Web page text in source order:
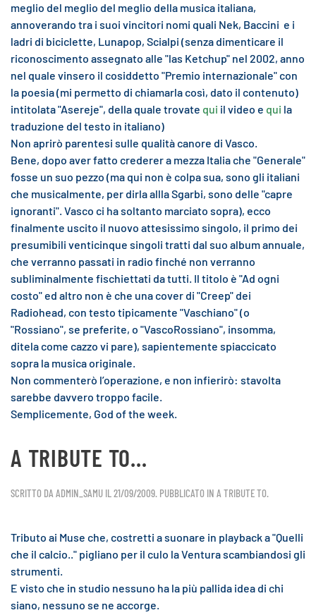
meglio del meglio del meglio della musica italiana,
annoverando tra i suoi vincitori nomi quali Nek, Baccini e i
ladri di biciclette, Lunapop, Scialpi (senza dimenticare il
riconoscimento assegnato alle "las Ketchup" nel 2002, anno
nel quale vinsero il cosiddetto "Premio internazionale" con
la poesia (mi permetto di chiamarla così, dato il contenuto)
intitolata "Asereje", della quale trovate qui il video e qui la
traduzione del testo in italiano)
Non aprirò parentesi sulle qualità canore di Vasco.
Bene, dopo aver fatto crederer a mezza Italia che "Generale"
fosse un suo pezzo (ma qui non è colpa sua, sono gli italiani
che musicalmente, per dirla allla Sgarbi, sono delle "capre
ignoranti". Vasco ci ha soltanto marciato sopra), ecco
finalmente uscito il nuovo attesissimo singolo, il primo dei
presumibili venticinque singoli tratti dal suo album annuale,
che verranno passati in radio finché non verranno
subliminalmente fischiettati da tutti. Il titolo è "Ad ogni
costo" ed altro non è che una cover di "Creep" dei
Radiohead, con testo tipicamente "Vaschiano" (o
"Rossiano", se preferite, o "VascoRossiano", insomma,
ditela come cazzo vi pare), sapientemente spiaccicato
sopra la musica originale.
Non commenterò l’operazione, e non infierirò: stavolta
sarebbe davvero troppo facile.
Semplicemente, God of the week.
A TRIBUTE TO…
SCRITTO DA ADMIN_SAMU IL21/09/2009. PUBBLICATO IN A TRIBUTE TO.
Tributo ai Muse che, costretti a suonare in playback a "Quelli
che il calcio.." pigliano per il culo la Ventura scambiandosi gli
strumenti.
E visto che in studio nessuno ha la più pallida idea di chi
siano, nessuno se ne accorge.